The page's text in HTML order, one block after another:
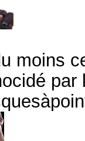
moins
par